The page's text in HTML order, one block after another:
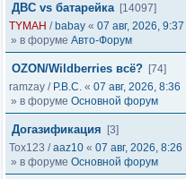
ДВС vs батарейка [14097]
TYMAH / babay « 07 авг, 2026, 9:37
» в форуме Авто-Форум
OZON/Wildberries всё? [74]
ramzay / Р.В.С. « 07 авг, 2026, 8:36
» в форуме Основной форум
Догазификация
[3]
Tox123 /aaz10 « 07 авг, 2026, 8:26
» в форуме Основной форум